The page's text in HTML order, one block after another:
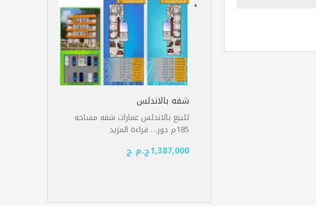
شقه بالاندلس
للبيع بالاندلس عمارات شقه مساحه
185م دور…
قراءة المزيد
1,387,000ج.م ج